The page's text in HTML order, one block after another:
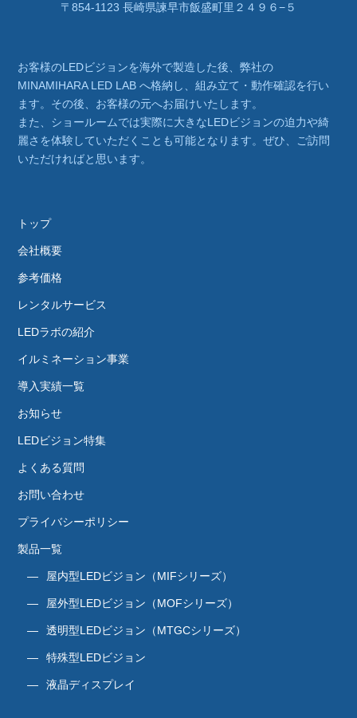
〒854-1123 長崎県諫早市飯盛町里２４９６−５
お客様のLEDビジョンを海外で製造した後、弊社の
MINAMIHARA LED LAB へ格納し、組み立て・動作確認を行い
ます。その後、お客様の元へお届けいたします。
また、ショールームでは実際に大きなLEDビジョンの迫力や綺
麗さを体験していただくことも可能となります。ぜひ、ご訪問
いただければと思います。
トップ
会社概要
参考価格
レンタルサービス
LEDラボの紹介
イルミネーション事業
導入実績一覧
お知らせ
LEDビジョン特集
よくある質問
お問い合わせ
プライバシーポリシー
製品一覧
屋内型LEDビジョン（MIFシリーズ）
屋外型LEDビジョン（MOFシリーズ）
透明型LEDビジョン（MTGCシリーズ）
特殊型LEDビジョン
液晶ディスプレイ